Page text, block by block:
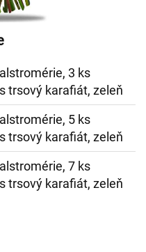
3 ks
trsový karafiát, zeleň
5 ks
trsový karafiát, zeleň
7 ks
trsový karafiát, zeleň